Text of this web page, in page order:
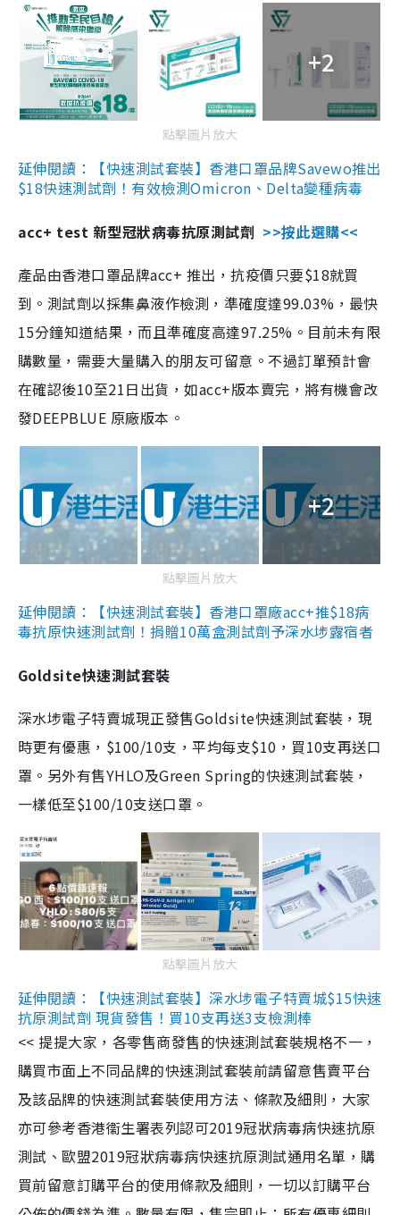
+2
點擊圖片放大
延伸閱讀：【快速測試套裝】香港口罩品牌Savewo推出
$18快速測試劑！有效檢測Omicron、Delta變種病毒
acc+ test 新型冠狀病毒抗原測試劑 >>按此選購<<
產品由香港口罩品牌acc+ 推出，抗疫價只要$18就買
到。測試劑以採集鼻液作檢測，準確度達99.03%，最快
15分鐘知道結果，而且準確度高達97.25%。目前未有限
購數量，需要大量購入的朋友可留意。不過訂單預計會
在確認後10至21日出貨，如acc+版本賣完，將有機會改
發DEEPBLUE 原廠版本。
+2
點擊圖片放大
延伸閱讀：【快速測試套裝】香港口罩廠acc+推$18病
毒抗原快速測試劑！捐贈10萬盒測試劑予深水埗露宿者
Goldsite快速測試套裝
深水埗電子特賣城現正發售Goldsite快速測試套裝，現
時更有優惠，$100/10支，平均每支$10，買10支再送口
罩。另外有售YHLO及Green Spring的快速測試套裝，
一樣低至$100/10支送口罩。
點擊圖片放大
延伸閱讀：【快速測試套裝】深水埗電子特賣城$15快速
抗原測試劑 現貨發售！買10支再送3支檢測棒
<< 提提大家，各零售商發售的快速測試套裝規格不一，
購買市面上不同品牌的快速測試套裝前請留意售賣平台
及該品牌的快速測試套裝使用方法、條款及細則，大家
亦可參考香港衞生署表列認可2019冠狀病毒病快速抗原
測試、歐盟2019冠狀病毒病快速抗原測試通用名單，購
買前留意訂購平台的使用條款及細則，一切以訂購平台